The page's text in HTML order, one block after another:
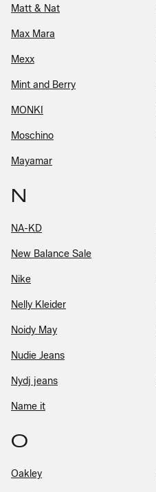
Matt & Nat
Max Mara
Mexx
Mint and Berry
MONKI
Moschino
Mayamar
N
NA-KD
New Balance Sale
Nike
Nelly Kleider
Noidy May
Nudie Jeans
Nydj jeans
Name it
O
Oakley